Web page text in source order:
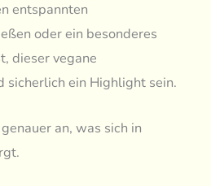
entspannten
oder ein besonderes
dieser vegane
sicherlich ein Highlight sein.
an, was sich in